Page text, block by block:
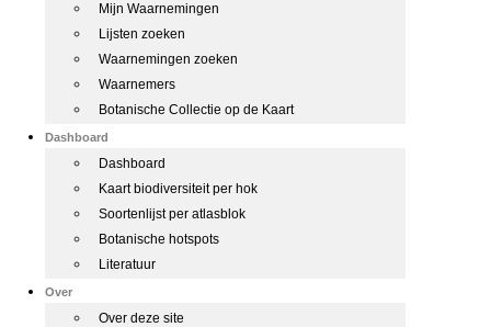
Mijn Waarnemingen
Lijsten zoeken
Waarnemingen zoeken
Waarnemers
Botanische Collectie op de Kaart
Dashboard
Dashboard
Kaart biodiversiteit per hok
Soortenlijst per atlasblok
Botanische hotspots
Literatuur
Over
Over deze site